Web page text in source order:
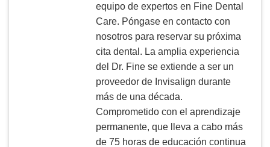
equipo de expertos en Fine Dental
Care. Póngase en contacto con
nosotros para reservar su próxima
cita dental. La amplia experiencia
del Dr. Fine se extiende a ser un
proveedor de Invisalign durante
más de una década.
Comprometido con el aprendizaje
permanente, que lleva a cabo más
de 75 horas de educación continua